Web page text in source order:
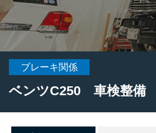
ブレーキ関係
ベンツC250 車検整備